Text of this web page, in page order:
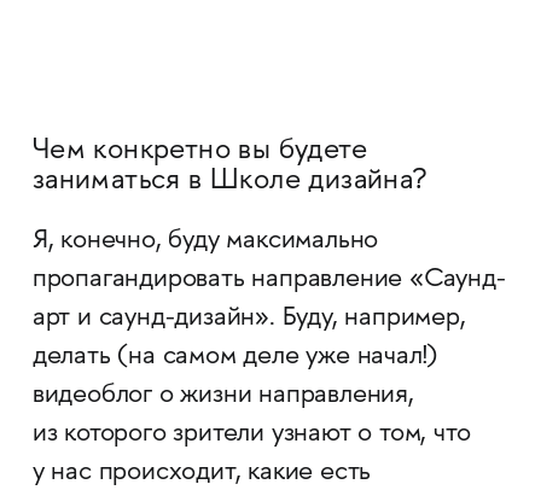
Чем конкретно вы будете
заниматься в Школе дизайна?
Я, конечно, буду максимально
пропагандировать направление «Саунд-
арт и саунд-дизайн». Буду, например,
делать (на самом деле уже начал!)
видеоблог о жизни направления,
из которого зрители узнают о том, что
у нас происходит, какие есть